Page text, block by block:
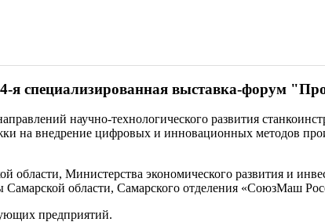
я специализированная выставка-форум
научно-технологического развития
на внедрение цифровых и инновационных методов
Министерства экономического развития и
области, Самарского отделения «СоюзМаш
предприятий.